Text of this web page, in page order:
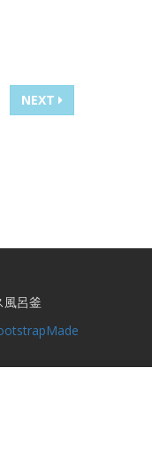
NEXT
呂釜